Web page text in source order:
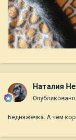
Наталия
Опубликовано
Бедняжечка. А чем